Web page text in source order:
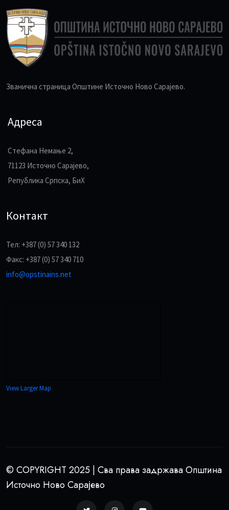
Званична страница Општине Источно Ново Сарајево.
Адреса
Стефана Немање 2,
71123 Источно Сарајево,
Република Српска, БиХ
Контакт
Тел: +387 (0) 57 340 132
Факс: +387 (0) 57 340 710
info@opstinains.net
View Larger Map
© COPYRIGHT 2025 | Сва права задржава Општина
Источно Ново Сарајево